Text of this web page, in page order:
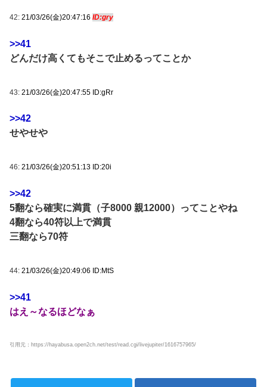
42: 21/03/26(金)20:47:16 ID:gry
>>41
どんだけ高くてもそこで止めるってことか
43: 21/03/26(金)20:47:55 ID:gRr
>>42
せやせや
46: 21/03/26(金)20:51:13 ID:20i
>>42
5翻なら確実に満貫（子8000 親12000）ってことやね
4翻なら40符以上で満貫
三翻なら70符
44: 21/03/26(金)20:49:06 ID:MtS
>>41
はえ～なるほどなぁ
引用元： https://hayabusa.open2ch.net/test/read.cgi/livejupiter/1616757965/